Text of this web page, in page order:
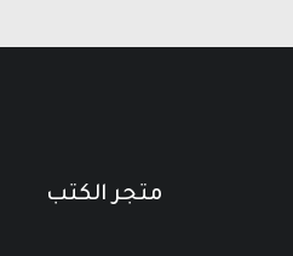
متجر الكتب